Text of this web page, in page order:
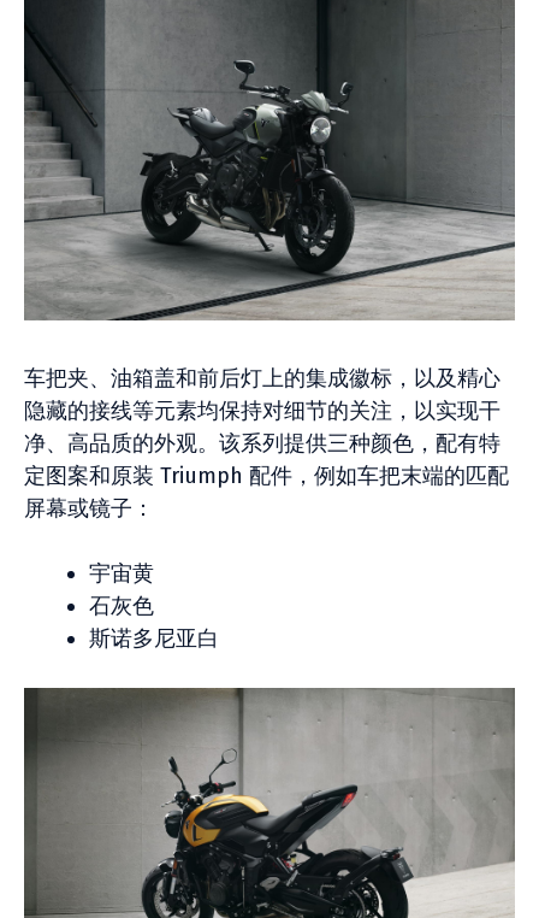
车把夹、油箱盖和前后灯上的集成徽标，以及精心
隐藏的接线等元素均保持对细节的关注，以实现干
净、高品质的外观。该系列提供三种颜色，配有特
定图案和原装 Triumph 配件，例如车把末端的匹配
屏幕或镜子：
宇宙黄
石灰色
斯诺多尼亚白